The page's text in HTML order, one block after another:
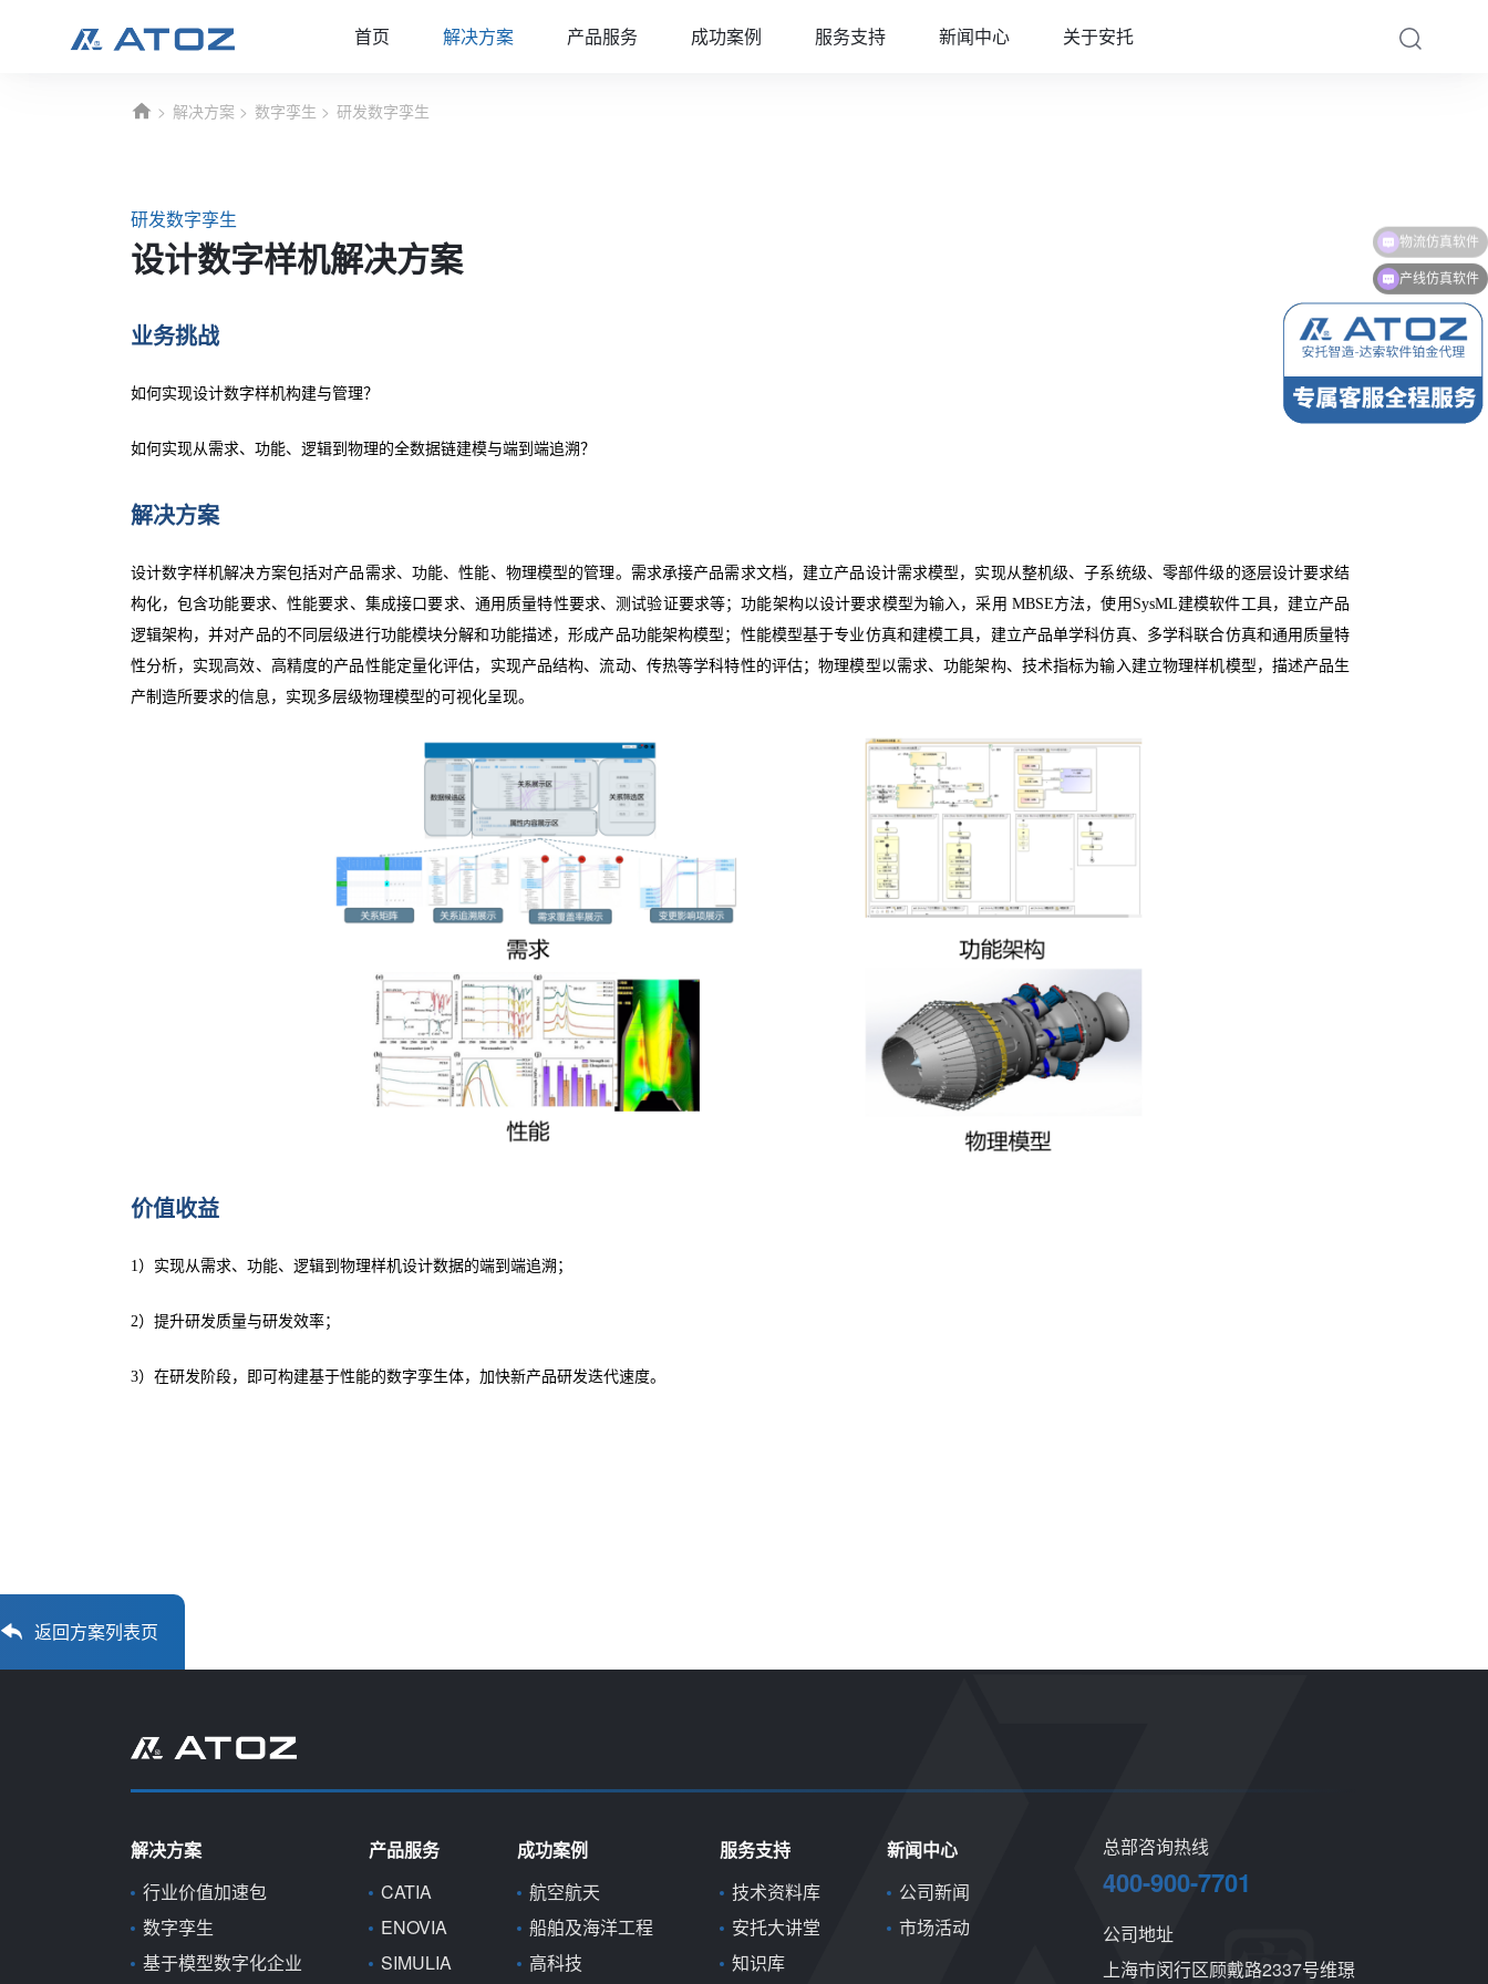
首页 解决方案 产品服务 成功案例 服务支持 新闻中心 关于安托
解决方案 数字孪生 研发数字孪生
研发数字孪生
设计数字样机解决方案
业务挑战
如何实现设计数字样机构建与管理？
如何实现从需求、功能、逻辑到物理的全数据链建模与端到端追溯？
解决方案
设计数字样机解决方案包括对产品需求、功能、性能、物理模型的管理。需求承接产品需求文档，建立产品设计需求模型，实现从整机级、子系统级、零部件级的逐层设计要求结
构化，包含功能要求、性能要求、集成接口要求、通用质量特性要求、测试验证要求等；功能架构以设计要求模型为输入，采用 MBSE方法，使用SysML建模软件工具，建立产品
逻辑架构，并对产品的不同层级进行功能模块分解和功能描述，形成产品功能架构模型；性能模型基于专业仿真和建模工具，建立产品单学科仿真、多学科联合仿真和通用质量特
性分析，实现高效、高精度的产品性能定量化评估，实现产品结构、流动、传热等学科特性的评估；物理模型以需求、功能架构、技术指标为输入建立物理样机模型，描述产品生
产制造所要求的信息，实现多层级物理模型的可视化呈现。
价值收益
1）实现从需求、功能、逻辑到物理样机设计数据的端到端追溯；
2）提升研发质量与研发效率；
3）在研发阶段，即可构建基于性能的数字孪生体，加快新产品研发迭代速度。
返回方案列表页
解决方案
行业价值加速包
数字孪生
基于模型数字化企业
产品服务
CATIA
ENOVIA
SIMULIA
成功案例
航空航天
船舶及海洋工程
高科技
服务支持
技术资料库
安托大讲堂
知识库
新闻中心
公司新闻
市场活动
总部咨询热线
400-900-7701
公司地址
上海市闵行区顾戴路2337号维璟
物流仿真软件
产线仿真软件